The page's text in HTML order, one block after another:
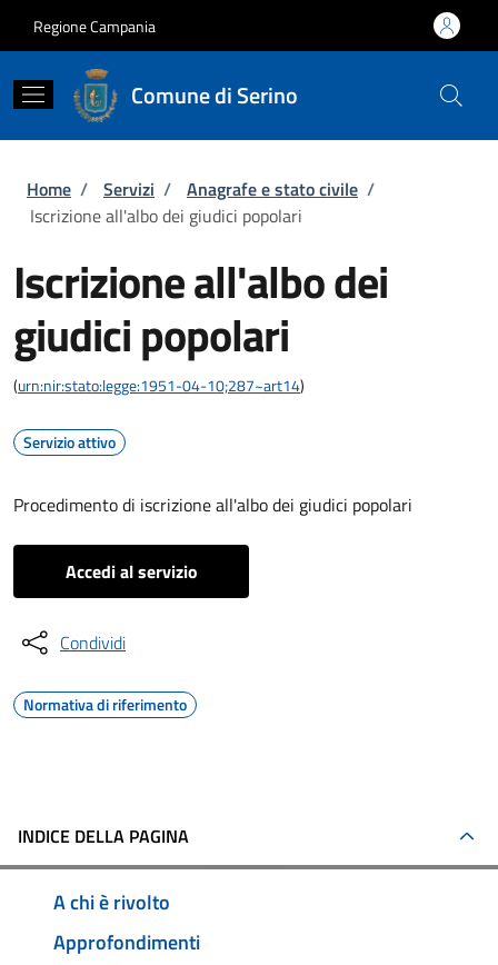
Regione Campania
Comune di Serino
Briciole di pane
Home / Servizi / Anagrafe e stato civile /
Iscrizione all'albo dei giudici popolari
Iscrizione all'albo dei
giudici popolari
(urn:nir:stato:legge:1951-04-10;287~art14)
Servizio attivo
Procedimento di iscrizione all'albo dei giudici popolari
Accedi al servizio
Condividi
Normativa di riferimento
INDICE DELLA PAGINA
A chi è rivolto
Approfondimenti